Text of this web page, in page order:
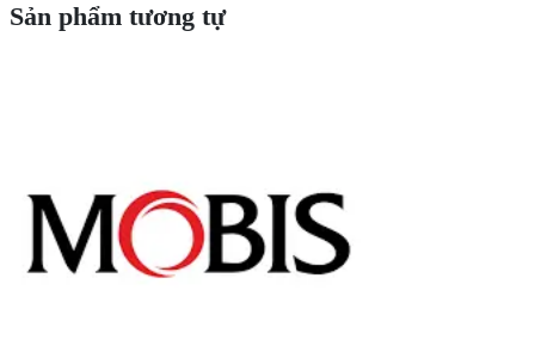
Sản phẩm tương tự